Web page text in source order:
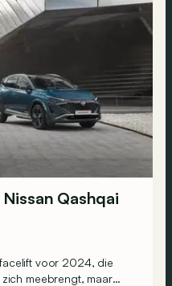
Qashqai
voor 2024, die
meebrengt, maar